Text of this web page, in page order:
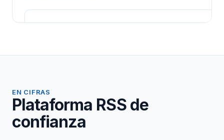
EN CIFRAS
Plataforma RSS de
confianza